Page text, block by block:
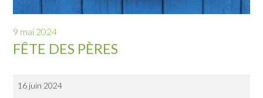
9 mai 2024
FÊTE DES PÈRES
des
16 juin 2024